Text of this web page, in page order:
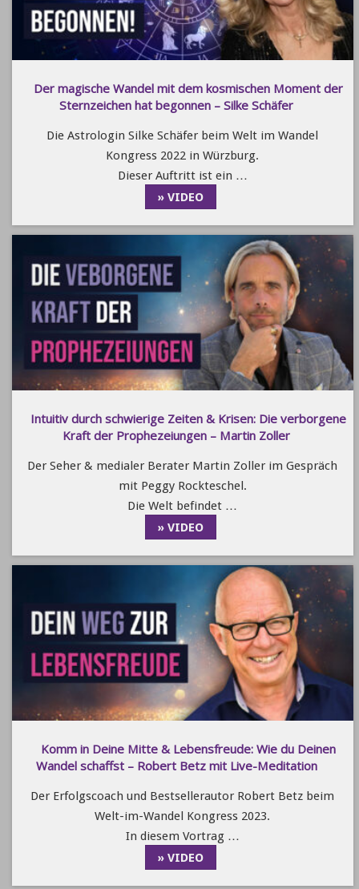
Der magische Wandel mit dem kosmischen Moment der
Sternzeichen hat begonnen – Silke Schäfer
Die Astrologin Silke Schäfer beim Welt im Wandel
Kongress 2022 in Würzburg.
Dieser Auftritt ist ein …
» VIDEO
Intuitiv durch schwierige Zeiten & Krisen: Die verborgene
Kraft der Prophezeiungen – Martin Zoller
Der Seher & medialer Berater Martin Zoller im Gespräch
mit Peggy Rockteschel.
Die Welt befindet …
» VIDEO
Komm in Deine Mitte & Lebensfreude: Wie du Deinen
Wandel schaffst – Robert Betz mit Live-Meditation
Der Erfolgscoach und Bestsellerautor Robert Betz beim
Welt-im-Wandel Kongress 2023.
In diesem Vortrag …
» VIDEO